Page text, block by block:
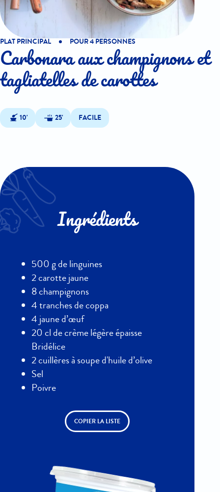
PLAT PRINCIPAL POUR 4 PERSONNES
Carbonara aux champignons et
tagliatelles de carottes
10' 25' FACILE
Ingrédients
500 g de linguines
2 carotte jaune
8 champignons
4 tranches de coppa
4 jaune d’œuf
20 cl de crème légère épaisse
Bridélice
2 cuillères à soupe d'huile d’olive
Sel
Poivre
COPIER LA LISTE